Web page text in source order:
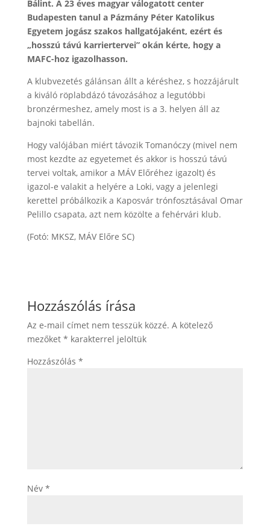
Bálint. A 23 éves magyar válogatott center
Budapesten tanul a Pázmány Péter Katolikus
Egyetem jogász szakos hallgatójaként, ezért és
„hosszú távú karriertervei” okán kérte, hogy a
MAFC-hoz igazolhasson.
A klubvezetés gálánsan állt a kéréshez, s hozzájárult
a kiváló röplabdázó távozásához a legutóbbi
bronzérmeshez, amely most is a 3. helyen áll az
bajnoki tabellán.
Hogy valójában miért távozik Tomanóczy (mivel nem
most kezdte az egyetemet és akkor is hosszú távú
tervei voltak, amikor a MÁV Előréhez igazolt) és
igazol-e valakit a helyére a Loki, vagy a jelenlegi
kerettel próbálkozik a Kaposvár trónfosztásával Omar
Pelillo csapata, azt nem közölte a fehérvári klub.
(Fotó: MKSZ, MÁV Előre SC)
Hozzászólás írása
Az e-mail címet nem tesszük közzé. A kötelező
mezőket * karakterrel jelöltük
Hozzászólás *
Név *